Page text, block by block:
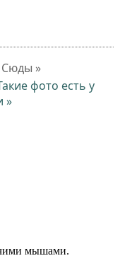
»
фото есть у
»